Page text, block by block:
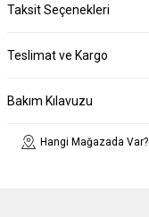
Taksit Seçenekleri
Teslimat ve Kargo
Bakım Kılavuzu
Hangi Mağazada Var?